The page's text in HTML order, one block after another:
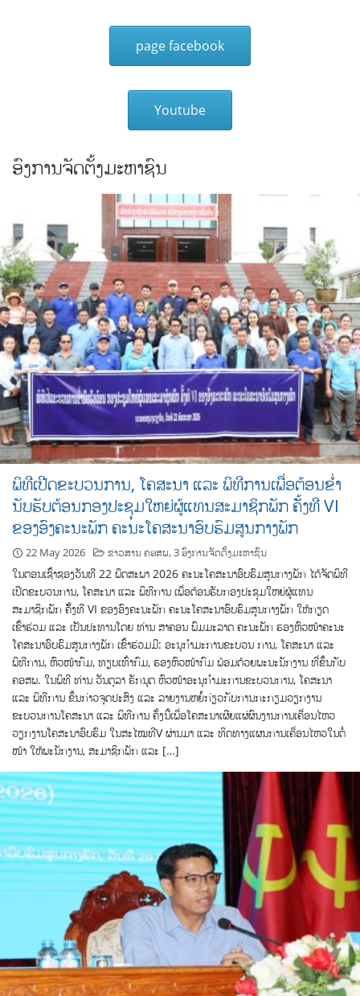
page facebook
Youtube
ອົງການຈັດຕັ້ງມະຫາຊົນ
ພິທີເປີດຂະບວນການ, ໂຄສະນາ ແລະ ພິທີການເພື່ອຕ້ອນຂໍ່າ
ນັບຮັບຕ້ອນກອງປະຊຸມໃຫຍ່ຜູ້ແທນສະມາຊິກພັກ ຄັັ້ງທີ VI
ຂອງອົງຄະນະພັກ ຄະນະໂຄສະນາອົບຮົມສູນກາງພັກ
22 May 2026 ຂ່າວສານ ຄອສພ,3 ອົງການຈັດຕັ້ງມະຫາຊົນ
ໃນຕອນເຊົ້າຊອງວັນທີ 22 ພຶດສະພາ 2026 ຄະນະໂຄສະນາອົບຮົມສູນກາງພັກ ໄດ້ຈັດພິທີ
ເປີດຂະບວນການ, ໂຄສະນາ ແລະ ພິທີການ ເພື່ອຕ້ອນຮັບກອງປະຊຸມໃຫຍ່ຜູ້ແທນ
ສະມາຊິກພັກ ຄັັ້ງທີ VI ຂອງອົງຄະນະພັກ ຄະນະໂຄສະນາອົບຮົມສູນກາງພັກ ໃຫ້ກຽດ
ເຂົ້າຮ່ວມ ແລະ ເປັນປະທານໂດຍ ທ່ານ ສາຄອນ ພົມມະລາດ ຄະນະພັກ ຮອງຫົວໜ້າຄະນະ
ໂຄສະນາອົບຮົມສູນກາງພັກ ເຂົ້າຮ່ວມມີ: ອະນຸກໍາມະການຂະບວນ ການ, ໂຄສະນາ ແລະ
ພິທີການ, ຫົວໜ້າກົມ, ທຽບເທົ່າກົມ, ຮອງຫົວໜ້າກົມ ພ້ອມດ້ວຍພະນະນັກງານ ທີ່ຂຶ້ນກັບ
ຄອສພ. ໃນພິທີ ທ່ານ ວັນຕຸລາ ຣັກນຸດ ຫົວໜ້າອະນຸກໍາມະການຂະບວນການ, ໂຄສະນາ
ແລະ ພິທີການ ຂຶ້ນກ່າວຈຸດປະສົງ ແລະ ລາຍງານຫຍໍ້ກ່ຽວກັບການກະກຽມວຽກງານ
ຂະບວນການໂຄສະນາ ແລະ ພິທີການ ຄັ້ງນີ້ເພື່ອໂຄສະນາເຜີຍແຜ່ຜົນງານການເຄື່ອນໄຫວ
ວຽກງານໂຄສະນາອົບຮົມ ໃນສະໄໝທີV ຜ່ານມາ ແລະ ທິດທາງແຜນການເຄື່ອນໄຫວໃນຕໍ່
ໜ້າ ໃຫ້ພະນັກງານ, ສະມາຊິກພັກ ແລະ […]